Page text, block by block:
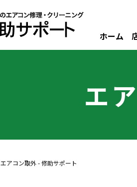
ホーム
エ
エアコン取外 - 修助サポート